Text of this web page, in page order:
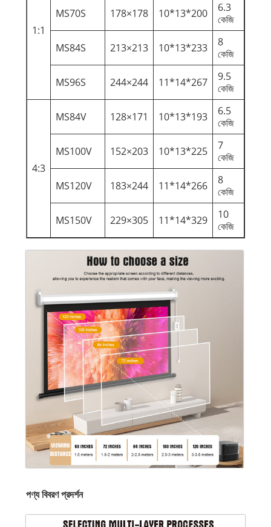
1:1
MS70S 178×178 10*13*200
6.3
কেজি
MS84S 213×213 10*13*233
8
কেজি
MS96S 244×244 11*14*267
9.5
কেজি
4:3
MS84V 128×171 10*13*193
6.5
কেজি
MS100V 152×203 10*13*225
7
কেজি
MS120V 183×244 11*14*266
8
কেজি
MS150V 229×305 11*14*329
10
কেজি
পণ্য বিবরণ প্রদর্শন